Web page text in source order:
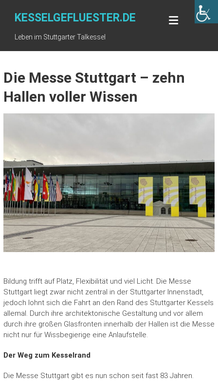
KESSELGEFLUESTER.DE
Leben im Stuttgarter Talkessel
Die Messe Stuttgart – zehn
Hallen voller Wissen
Bildung trifft auf Platz, Flexibilität und viel Licht. Die Messe
Stuttgart liegt zwar nicht zentral in der Stuttgarter Innenstadt,
jedoch lohnt sich die Fahrt an den Rand des Stuttgarter Kessels
allemal. Durch ihre architektonische Gestaltung und vor allem
durch ihre großen Glasfronten innerhalb der Hallen ist die Messe
nicht nur für Wissbegierige eine Anlaufstelle.
Der Weg zum Kesselrand
Die Messe Stuttgart gibt es nun schon seit fast 83 Jahren.